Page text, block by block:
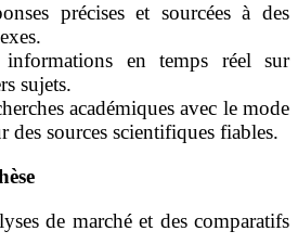
précises et sourcées à des
en temps réel sur
sujets.
académiques avec le mode
des sources scientifiques fiables.
de marché et des comparatifs